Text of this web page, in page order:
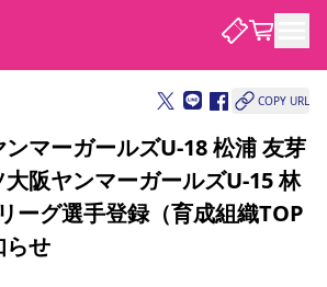
COPY URL
マーガールズU-18 松浦 友芽
阪ヤンマーガールズU-15 林
グ選手登録（育成組織TOP
らせ